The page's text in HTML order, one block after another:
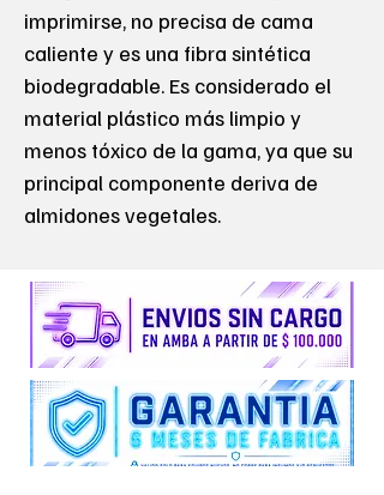
imprimirse, no precisa de cama
caliente y es una fibra sintética
biodegradable. Es considerado el
material plástico más limpio y
menos tóxico de la gama, ya que su
principal componente deriva de
almidones vegetales.